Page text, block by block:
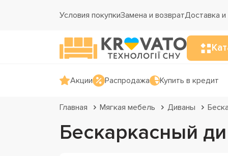
Условия покупкиЗамена и возвратДоставка
Акции Распродажа Купить в кредит
Главная Мягкая мебель Диваны
Бескаркасный